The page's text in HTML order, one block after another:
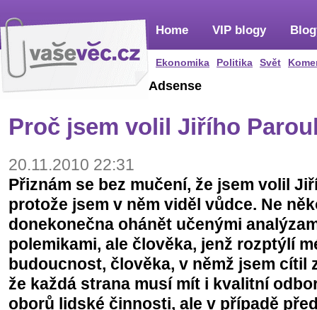
Home
Ekonomika Politika Svět
VIP blogy
Adsense
Proč jsem volil Jiřího
20.11.2010 22:31
Přiznám se bez mučení, že jsem volil
protože jsem v něm viděl vůdce. Ne
donekonečna ohánět učenými
polemikami, ale člověka, jenž rozptýlí
budoucnost, člověka, v němž jsem cítil
že každá strana musí mít i kvalitní
oborů lidské činnosti, ale v případě